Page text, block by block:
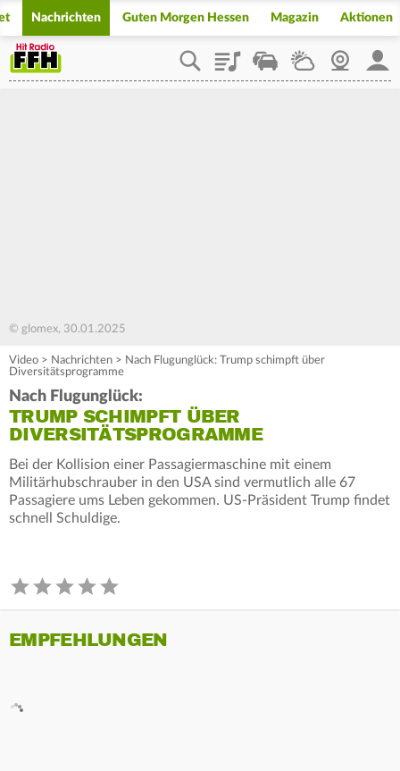
Nachrichten Guten Morgen Hessen Magazin Aktionen
PlaylistStaupilotWetterWebcam
© glomex, 30.01.2025
Video > Nachrichten > Nach Flugunglück: Trump schimpft über
Diversitätsprogramme
Nach Flugunglück:
TRUMP SCHIMPFT ÜBER
DIVERSITÄTSPROGRAMME
Bei der Kollision einer Passagiermaschine mit einem
Militärhubschrauber in den USA sind vermutlich alle 67
Passagiere ums Leben gekommen. US-Präsident Trump findet
schnell Schuldige.
EMPFEHLUNGEN